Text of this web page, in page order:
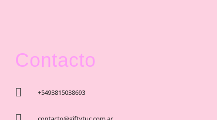
Contacto
 +5493815038693